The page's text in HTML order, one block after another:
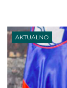
AKTUALNO